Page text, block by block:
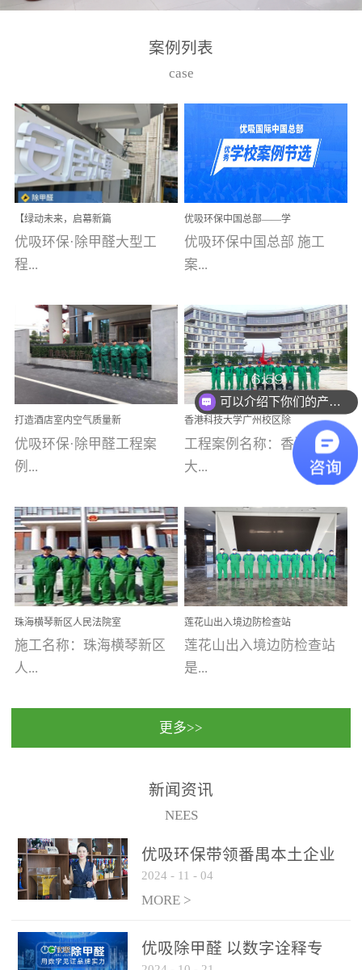
高技能的团队。汇聚了众
取得了多项产品技术专利
和多项国家版权局著作
权，获得高新技术企业称
号。生产优势自主生产自
给自足，优吸公司于2015
在广州番禺区成功建立产
品线生产基地，工厂拥有
自动化生产设备和成熟的
选择源头源材料、严控产
品质量，我们每一批的生
产产品都经过严格的质检
程序；生产车间为优吸总
部和全国分支机构生产光
触媒、净醛王、祛味剂等
优吸系列产品，保质保量
完成生产任务，确保全国
求。资质优势团队优势分
支优势优吸环保是一棵正
茁壮成长的树，只要我们
人人都爱护她、珍惜她、
她将越来越枝繁叶茂，终
将会成为一棵参天大树！
优吸环保截止2020年拥有
全国600家网点分支机构。
案例列表
case
【绿动未来，启幕新篇
章】优吸环保中标深圳安
居乐寓，超大型工装室内
空气治理项目顺利启航，
优吸环保·除甲醛大型工
程...
案例【深圳安居乐寓】室
内空气治理项目深圳安居
乐寓 深圳市安居乐寓
为深圳安居集团旗下城...
优吸环保中国总部——学
校施工案例(节选)
优吸环保中国总部 施工
案...
例(学校工装节选)广州南沙
小学(珠江湾校区)项目地
址：广州市南沙区海滨路
南沙珠江湾江门市蓬江区
禾...
打造酒店室内空气质量新
标杆——优吸环保·标杆之
作：东莞美豪雅致酒店室
内空气治理工程纪实
优吸环保·除甲醛工程案
例...
【东莞美豪雅致酒店】室
内空气治理项目东莞美豪
雅致酒店 东莞美豪雅
致酒店是为中高端人士...
香港科技大学广州校区除
甲醛项目圆满完成
工程案例名称：香港科技
大...
学广州校区室内空气治
理 工程案例地址：广
州南沙区·香港科技大学(广
州)校区 工程案...
珠海横琴新区人民法院室
内除甲醛空气治理项目
施工名称：珠海横琴新区
人...
民法院室内除甲醛空气治
保施工日期：2020年1月珠
莲花山出入境边防检查站
室内除甲醛空气治理项目
莲花山出入境边防检查站
是...
国家通过设在对外开放口
（及各出入境边防检查
更多>>
新闻资讯
NEES
优吸环保带领番禺本​土企业
勇敢破局向“新”
2024 - 11 - 04
MORE >
优吸除甲醛 以数字诠释专
可以介绍下你们的产品么